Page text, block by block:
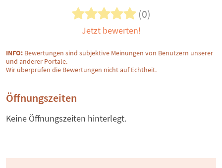
(0)
Jetzt bewerten!
INFO: Bewertungen sind subjektive Meinungen von Benutzern unserer
und anderer Portale.
Wir überprüfen die Bewertungen nicht auf Echtheit.
Öffnungszeiten
Keine Öffnungszeiten hinterlegt.